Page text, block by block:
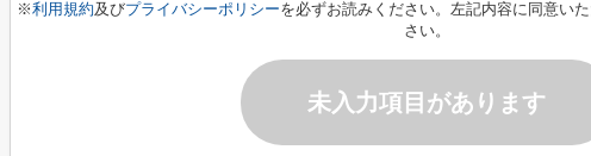
※利用規約及びプライバシーポリシーを必ずお読みください。左記内容に同意い
さい。
未入力項目があります